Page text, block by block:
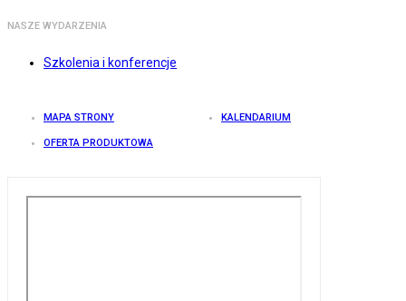
NASZE WYDARZENIA
Szkolenia i konferencje
MAPA STRONY KALENDARIUM
OFERTA PRODUKTOWA